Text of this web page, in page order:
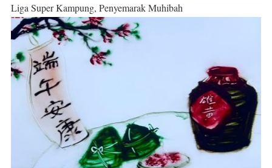
Liga Super Kampung, Penyemarak Muhibah